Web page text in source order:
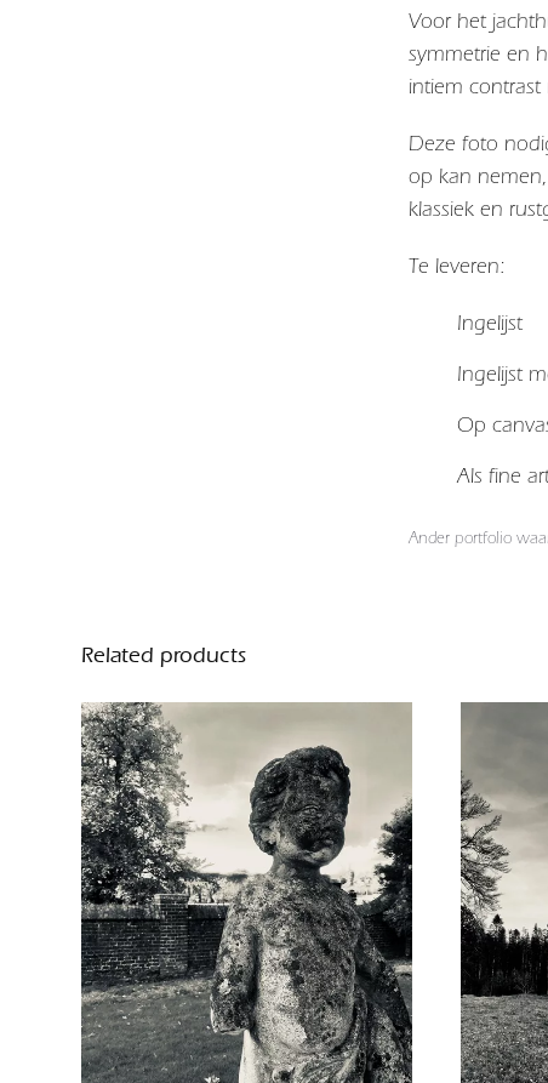
Voor het
symmetrie en
intiem
Deze foto
op kan
klassiek en
Te leveren:
Ingelijst
Ingelijst
Op
Als fine
Ander portfolio
Related products